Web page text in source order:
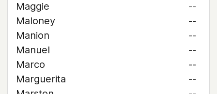
Maggie
--
Maloney
--
Manion
--
Manuel
--
Marco
--
Marguerita
--